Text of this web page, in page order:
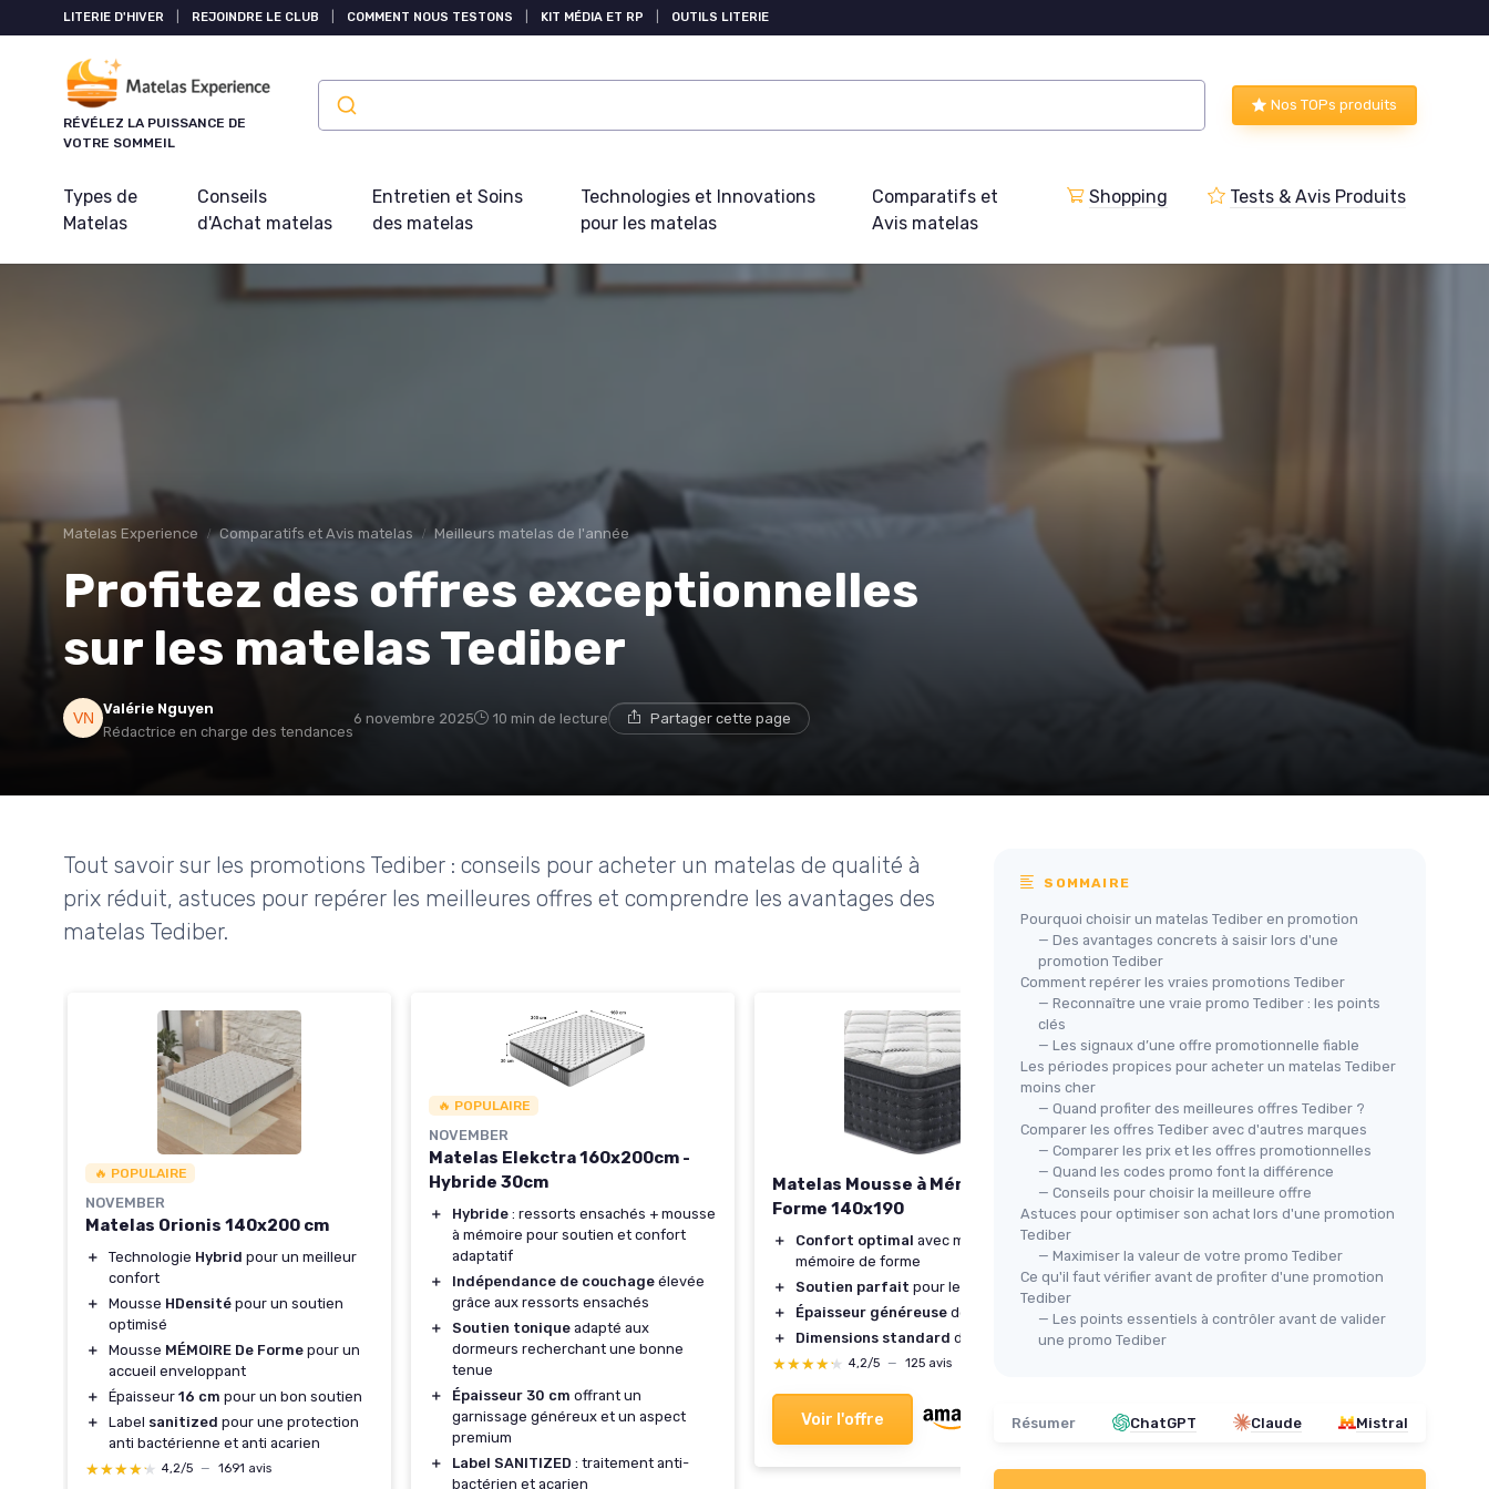
LITERIE D'HIVER REJOINDRE LE CLUB COMMENT NOUS TESTONS KIT MÉDIA ET RP OUTILS LITERIE
RÉVÉLEZ LA PUISSANCE DE
VOTRE SOMMEIL
Nos TOPs produits
Types de
Matelas
Conseils
d'Achat matelas
Entretien et Soins
des matelas
Technologies et Innovations
pour les matelas
Comparatifs et
Avis matelas
Shopping Tests & Avis Produits
Matelas Experience Comparatifs et Avis matelas Meilleurs matelas de l'année
Profitez des offres exceptionnelles
sur les matelas Tediber
Valérie Nguyen
Rédactrice en charge des tendances
6 novembre 2025 10 min de lecture Partager cette page
Tout savoir sur les promotions Tediber : conseils pour acheter un matelas de qualité à
prix réduit, astuces pour repérer les meilleures offres et comprendre les avantages des
matelas Tediber.
🔥 POPULAIRE
NOVEMBER
Matelas Orionis 140x200 cm
＋ Technologie Hybrid pour un meilleur
confort
＋
Mousse HDensité pour un soutien
optimisé
＋
Mousse MÉMOIRE De Forme pour un
accueil enveloppant
＋
Épaisseur 16 cm pour un bon soutien
＋
Label sanitized pour une protection
anti bactérienne et anti acarien
★★★★★
★★★★★ 4,2/5 — 1691 avis
🔥 POPULAIRE
NOVEMBER
Matelas Elekctra 160x200cm -
Hybride 30cm
＋ Hybride : ressorts ensachés + mousse
à mémoire pour soutien et confort
adaptatif
＋
Indépendance de couchage élevée
grâce aux ressorts ensachés
＋
Soutien tonique adapté aux
dormeurs recherchant une bonne
tenue
＋
Épaisseur 30 cm offrant un
garnissage généreux et un aspect
premium
＋
Label SANITIZED : traitement anti-
bactérien et acarien
Matelas Mousse à Mémoire de
Forme 140x190
＋ Confort optimal avec mousse à
mémoire de forme
＋
Soutien parfait pour le dos
＋
Épaisseur généreuse de 30 cm
＋
Dimensions standard de 140x190 cm
★★★★★
★★★★★ 4,2/5 — 125 avis
Voir l'offre
WOOLY BEDDING
Matelas Wooly Level II 140x190
＋ Épaisseur XXLde 32 cm
＋ Inclusion deGel Actif
＋
Fibre naturelle deLaine
Mousse mémoire de forme
★★★★★
★★★★★
SOMMAIRE
Pourquoi choisir un matelas Tediber en promotion
— Des avantages concrets à saisir lors d'une
promotion Tediber
Comment repérer les vraies promotions Tediber
— Reconnaître une vraie promo Tediber : les points
clés
— Les signaux d’une offre promotionnelle fiable
Les périodes propices pour acheter un matelas Tediber
moins cher
— Quand profiter des meilleures offres Tediber ?
Comparer les offres Tediber avec d'autres marques
— Comparer les prix et les offres promotionnelles
— Quand les codes promo font la différence
— Conseils pour choisir la meilleure offre
Astuces pour optimiser son achat lors d'une promotion
Tediber
— Maximiser la valeur de votre promo Tediber
Ce qu'il faut vérifier avant de profiter d'une promotion
Tediber
— Les points essentiels à contrôler avant de valider
une promo Tediber
Résumer ChatGPT Claude Mistral
Panneau de gestion des cookies